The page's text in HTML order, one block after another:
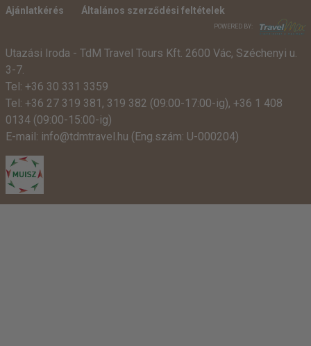
Ajánlatkérés
Általános szerződési feltételek
POWERED BY:
Utazási Iroda - TdM Travel Tours Kft. 2600 Vác, Széchenyi u.
3-7.
Tel: +36 30 331 3359
Tel: +36 27 319 381 , 319 382 (09:00-17:00-ig), +36 1 408
0134 (09:00-15:00-ig)
E-mail: info@tdmtravel.hu (Eng.szám: U-000204)